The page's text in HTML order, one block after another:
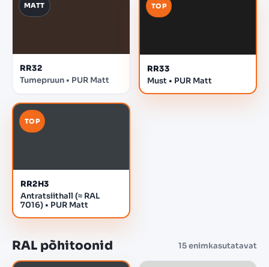
MATT
RR32
Tumepruun • PUR Matt
TOP
RR33
Must • PUR Matt
TOP
RR2H3
Antratsiithall (≈ RAL
7016) • PUR Matt
RAL põhitoonid 15 enimkasutatavat